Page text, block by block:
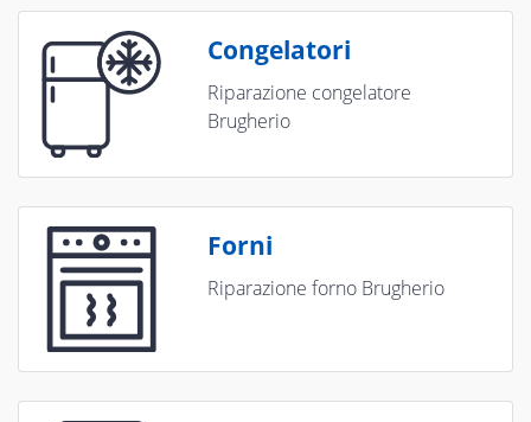
Congelatori
Riparazione congelatore
Brugherio
Forni
Riparazione forno Brugherio